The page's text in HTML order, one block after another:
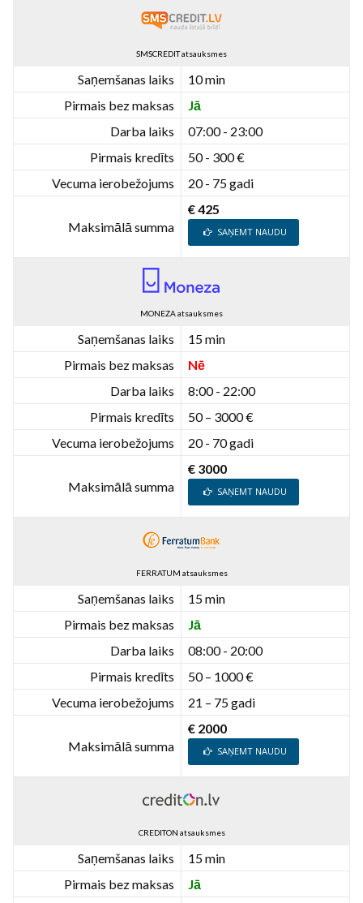
SMSCREDIT atsauksmes
Saņemšanas laiks
10 min
Pirmais bez maksas
Jā
Darba laiks
07:00 - 23:00
Pirmais kredīts
50 - 300 €
Vecuma ierobežojums
20 - 75 gadi
Maksimālā summa
€ 425
SAŅEMT NAUDU
MONEZA atsauksmes
Saņemšanas laiks
15 min
Pirmais bez maksas
Nē
Darba laiks
8:00 - 22:00
Pirmais kredīts
50 – 3000 €
Vecuma ierobežojums
20 - 70 gadi
Maksimālā summa
€ 3000
SAŅEMT NAUDU
FERRATUM atsauksmes
Saņemšanas laiks
15 min
Pirmais bez maksas
Jā
Darba laiks
08:00 - 20:00
Pirmais kredīts
50 – 1000 €
Vecuma ierobežojums
21 – 75 gadi
Maksimālā summa
€ 2000
SAŅEMT NAUDU
CREDITON atsauksmes
Saņemšanas laiks
15 min
Pirmais bez maksas
Jā